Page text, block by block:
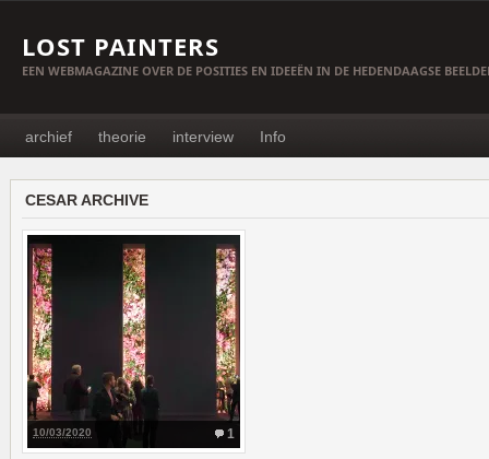
LOST PAINTERS
EEN WEBMAGAZINE OVER DE POSITIES EN IDEEËN IN DE HEDENDAAGSE
archief theorie interview Info
CESAR ARCHIVE
1
10/03/2020